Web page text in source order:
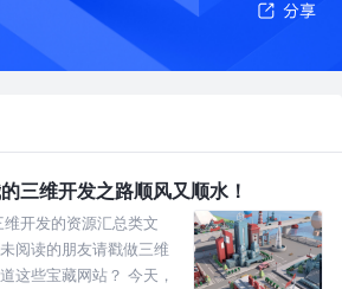
三维开发之路顺风又顺水！
开发的资源汇总类文
阅读的朋友请戳做三维
这些宝藏网站？ 今天，